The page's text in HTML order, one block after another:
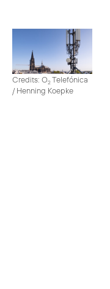
Credits: O2Telefónica
/ Henning Koepke